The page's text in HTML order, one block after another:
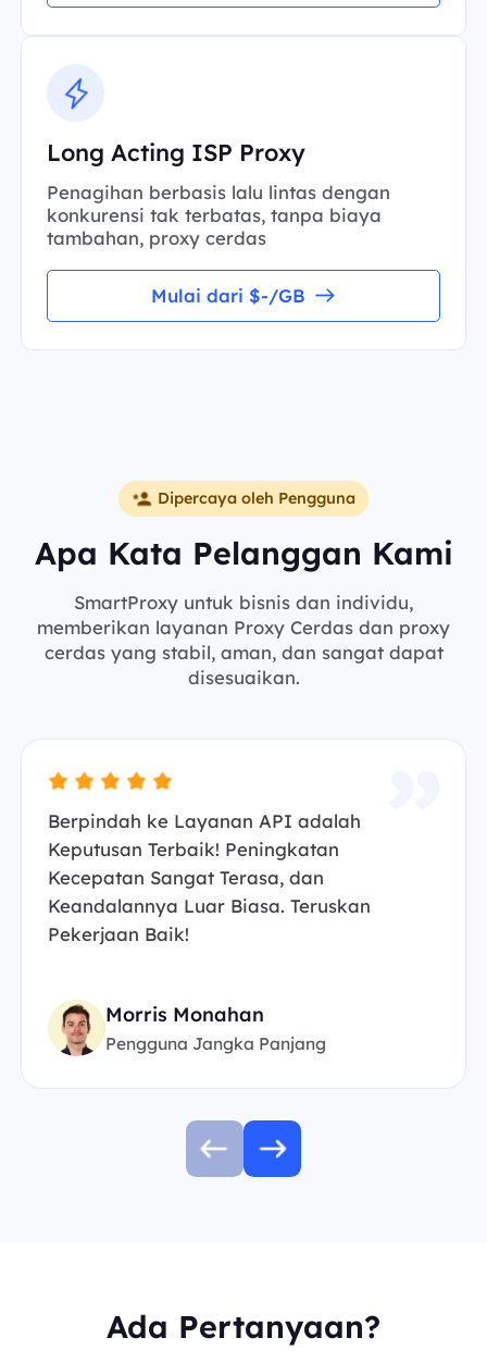
Long Acting ISP Proxy
Penagihan berbasis lalu lintas dengan
konkurensi tak terbatas, tanpa biaya
tambahan, proxy cerdas
Mulai dari $-/GB
Dipercaya oleh Pengguna
Apa Kata Pelanggan Kami
SmartProxy untuk bisnis dan individu,
memberikan layanan Proxy Cerdas dan proxy
cerdas yang stabil, aman, dan sangat dapat
disesuaikan.
Berpindah ke Layanan API adalah
Keputusan Terbaik! Peningkatan
Kecepatan Sangat Terasa, dan
Keandalannya Luar Biasa. Teruskan
Pekerjaan Baik!
Morris Monahan
Pengguna Jangka Panjang
Ada Pertanyaan?